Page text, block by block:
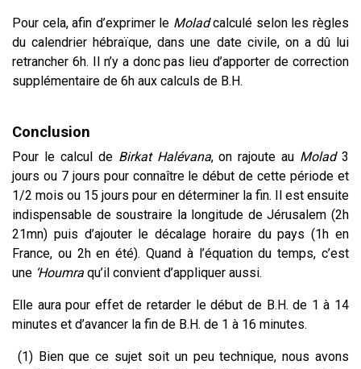
Pour cela, afin d’exprimer le Moladcalculé selon les règles
du calendrier hébraïque, dans une date civile, on a dû lui
retrancher 6h. Il n’y a donc pas lieu d’apporter de correction
supplémentaire de 6h aux calculs de B.H.
Conclusion
Pour le calcul deBirkat Halévana, on rajoute au Molad3
jours ou 7 jours pour connaître le début de cette période et
1/2 mois ou 15 jours pour en déterminer la fin. Il est ensuite
indispensable de soustraire la longitude de Jérusalem (2h
21mn) puis d’ajouter le décalage horaire du pays (1h en
France, ou 2h en été). Quand à l’équation du temps, c’est
une ‘Houmra qu’il convient d’appliquer aussi.
Elle aura pour effet de retarder le début de B.H. de 1 à 14
minutes et d’avancer la fin de B.H. de 1 à 16 minutes.
(1) Bien que ce sujet soit un peu technique, nous avons